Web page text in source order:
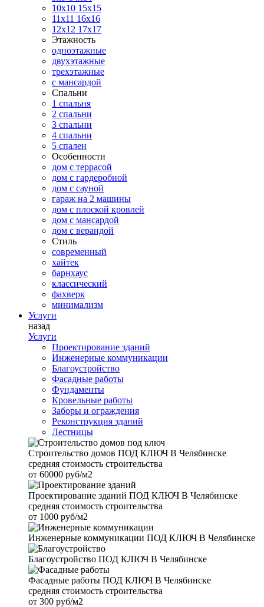
10х10 15х15
11x11 16х16
12х12 17х17
Этажность
одноэтажные
двухэтажные
трехэтажные
с мансардой
Спальни
1 спальня
2 спальни
3 спальни
4 спальни
5 спален
Особенности
дом с террасой
дом с гардеробной
дом с сауной
гараж на 2 машины
дом с плоской кровлей
дом с мансардой
дом с верандой
Стиль
современный
хайтек
барнхаус
классический
фахверк
минимализм
Услуги
назад
Услуги
Проектирование зданий
Инженерные коммуникации
Благоустройство
Фасадные работы
Фундаменты
Кровельные работы
Заборы и ограждения
Реконструкция зданий
Лестницы
Строительство домов ПОД КЛЮЧ В Челябинске
средняя стоимость строительства
от 60000 руб/м2
Проектирование зданий ПОД КЛЮЧ В Челябинске
средняя стоимость строительства
от 1000 руб/м2
Инженерные коммуникации ПОД КЛЮЧ В Челябинске
Благоустройство ПОД КЛЮЧ В Челябинске
Фасадные работы ПОД КЛЮЧ В Челябинске
средняя стоимость строительства
от 300 руб/м2